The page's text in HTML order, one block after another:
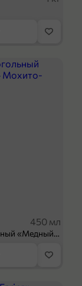
450 мл
Напиток безалкогольный «Медный Великан» Мохито-клубника, 450 мл